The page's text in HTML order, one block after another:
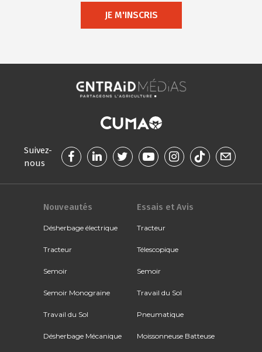
JE M'INSCRIS
Suivez-
nous
Nouveautés
Désherbage électrique
Tracteur
Semoir
Semoir Monograine
Travail du Sol
Désherbage Mécanique
Essais et Avis
Tracteur
Télescopique
Semoir
Travail du Sol
Pneumatique
Moissonneuse Batteuse